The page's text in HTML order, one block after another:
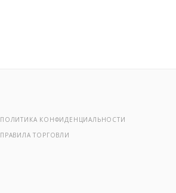
ПОЛИТИКА КОНФИДЕНЦИАЛЬНОСТИ
ПРАВИЛА ТОРГОВЛИ